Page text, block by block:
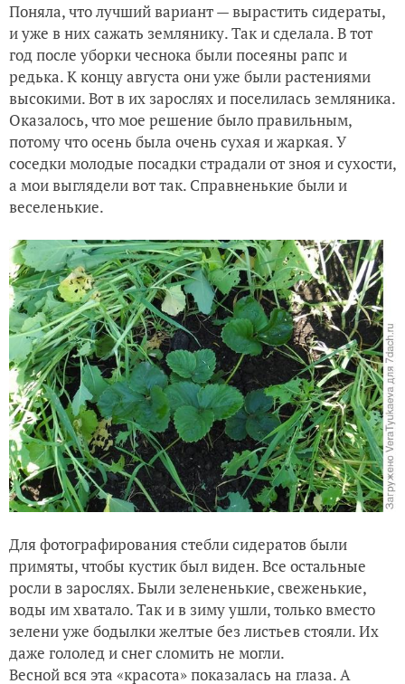
Поняла, что лучший вариант — вырастить сидераты,
и уже в них сажать землянику. Так и сделала. В тот
год после уборки чеснока были посеяны рапс и
редька. К концу августа они уже были растениями
высокими. Вот в их зарослях и поселилась земляника.
Оказалось, что мое решение было правильным,
потому что осень была очень сухая и жаркая. У
соседки молодые посадки страдали от зноя и сухости,
а мои выглядели вот так. Справненькие были и
веселенькие.
Для фотографирования стебли сидератов были
примяты, чтобы кустик был виден. Все остальные
росли в зарослях. Были зелененькие, свеженькие,
воды им хватало. Так и в зиму ушли, только вместо
зелени уже бодылки желтые без листьев стояли. Их
даже гололед и снег сломить не могли.
Весной вся эта «красота» показалась на глаза. А